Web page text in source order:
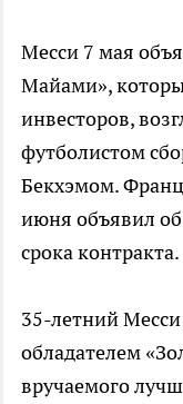
Месси 7 мая
Майами»,
инвесторов,
футболистом
Бекхэмом.
июня объявил
срока контракта.
35-летний
обладателем
вручаемого